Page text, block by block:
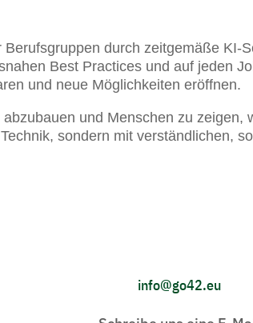
Berufsgruppen durch zeitgemäße KI-
Best Practices und auf jeden
und neue Möglichkeiten eröffnen.
und Menschen zu zeigen,
sondern mit verständlichen,
info@go42.eu